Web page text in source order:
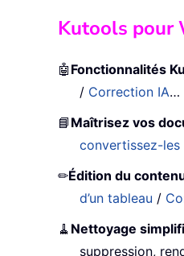
Kutools pour
🤖 Fonctionnalités
/ Correction IA…
📘 Maîtrisez vos
convertissez-les
✏Édition du
d’un tableau /
🧹 Nettoyage
suppression,